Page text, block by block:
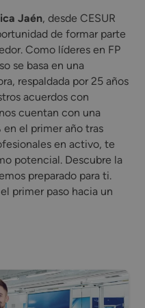
Jaén, desde CESUR
de formar parte
Como líderes en FP
se basa en una
respaldada por 25 años
acuerdos con
cuentan con una
el primer año tras
en activo, te
potencial. Descubre la
preparado para ti.
primer paso hacia un